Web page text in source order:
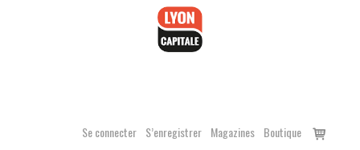
Se connecter S’enregistrer Magazines Boutique
Voir